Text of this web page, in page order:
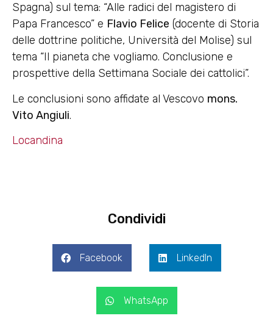
Spagna) sul tema: “Alle radici del magistero di
Papa Francesco” e Flavio Felice (docente di Storia
delle dottrine politiche, Università del Molise) sul
tema “Il pianeta che vogliamo. Conclusione e
prospettive della Settimana Sociale dei cattolici”.
Le conclusioni sono affidate al Vescovo mons.
Vito Angiuli.
Locandina
Condividi
Facebook LinkedIn
WhatsApp